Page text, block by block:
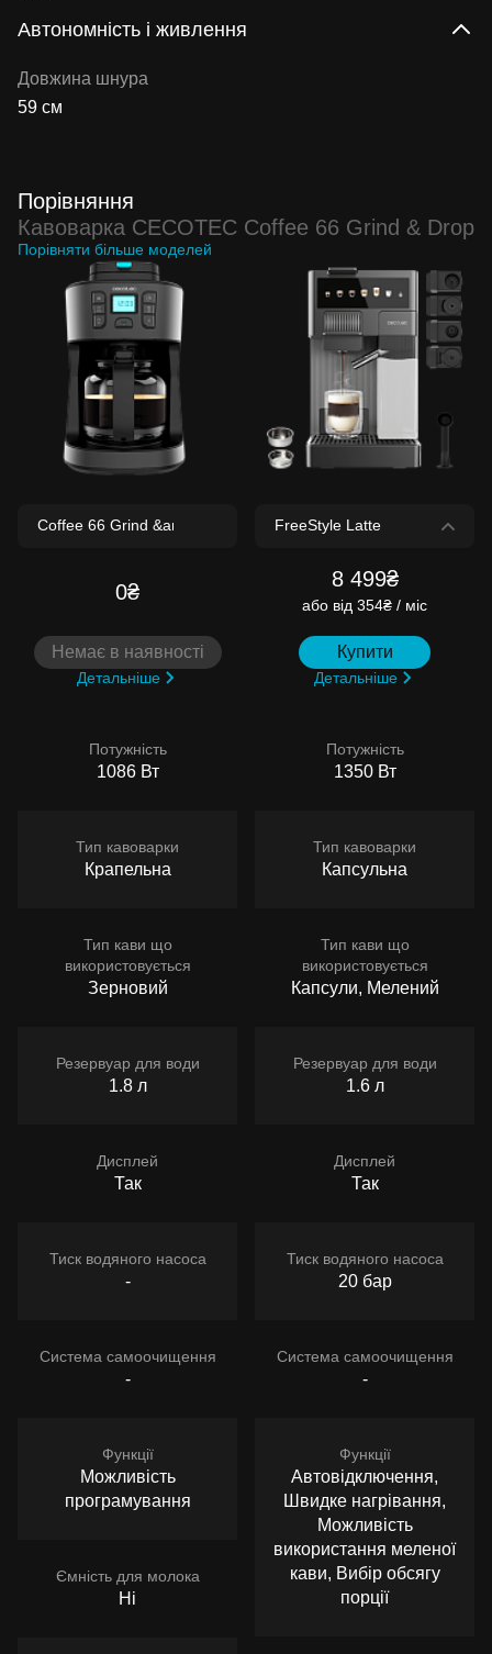
Автономність і живлення
Довжина шнура
59 см
Порівняння
Кавоварка CECOTEC Coffee 66 Grind & Drop
Порівняти більше моделей
0₴
Немає в наявності
Детальніше
Потужність
1086 Вт
Тип кавоварки
Крапельна
Тип кави що
використовується
Зерновий
Резервуар для води
1.8 л
Дисплей
Так
Тиск водяного насоса
-
Система самоочищення
-
Функції
Можливість
програмування
Ємність для молока
Ні
8 499₴
або від 354₴ / міс
Купити
Детальніше
Потужність
1350 Вт
Тип кавоварки
Капсульна
Тип кави що
використовується
Капсули, Мелений
Резервуар для води
1.6 л
Дисплей
Так
Тиск водяного насоса
20 бар
Система самоочищення
-
Функції
Автовідключення,
Швидке нагрівання,
Можливість
використання меленої
кави, Вибір обсягу
порції